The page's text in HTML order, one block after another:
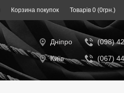
Корзина покупок Товарів 0 (0гpн.)
Дніпро (098)
Київ (067)